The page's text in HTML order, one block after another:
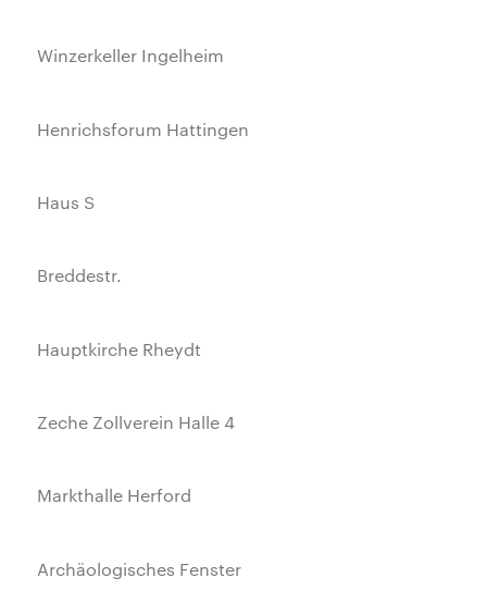
Winzerkeller Ingelheim
Henrichsforum Hattingen
Haus S
Breddestr.
Hauptkirche Rheydt
Zeche Zollverein Halle 4
Markthalle Herford
Archäologisches Fenster